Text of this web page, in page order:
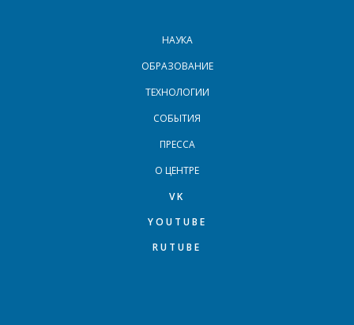
VK
YOUTUBE
RUTUBE
НАУКА
ОБРАЗОВАНИЕ
ТЕХНОЛОГИИ
СОБЫТИЯ
ПРЕССА
О ЦЕНТРЕ